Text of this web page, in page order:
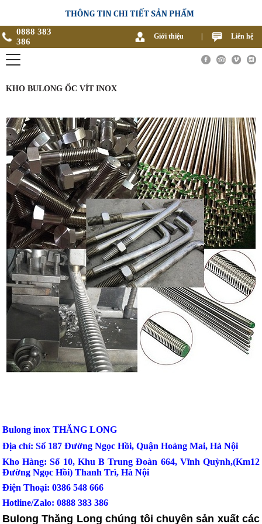
0888 383
386
Giới thiệu Liên hệ
KHO BULONG ỐC VÍT INOX
Bulong inox THĂNG LONG
Địa chỉ: Số 187 Đường Ngọc Hồi, Quận Hoàng Mai, Hà Nội
Kho Hàng: Số 10, Khu B Trung Đoàn 664, Vĩnh Quỳnh,(Km12
Đường Ngọc Hồi) Thanh Trì, Hà Nội
Điện Thoại: 0386 548 666
Hotline/Zalo: 0888 383 386
Bulong Thăng Long chúng tôi chuyên sản xuất các